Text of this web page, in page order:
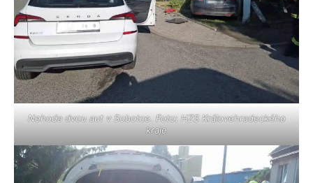
Nehoda dvou aut v Sobotce. Foto: HZS Královehradeckého
kraje